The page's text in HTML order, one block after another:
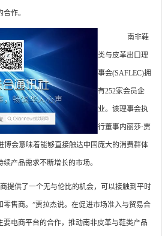
作。
南非鞋
类与皮革出口理
事会(SAFLEC)拥
有252家会员企
业。该理事会执
行董事内丽莎·贾
博会意味着能够直接触达中国庞大的消费群体
产品需求不断增长的市场。
供了一个无与伦比的机会，可以接触到平时
售商。”贾拉杰说。在促进市场准入与贸易合
电商平台的合作，推动南非皮革与鞋类产品